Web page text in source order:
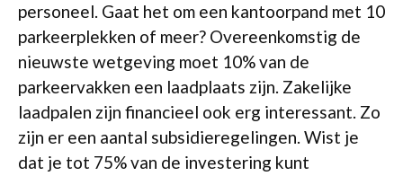
personeel. Gaat het om een kantoorpand met 10
parkeerplekken of meer? Overeenkomstig de
nieuwste wetgeving moet 10% van de
parkeervakken een laadplaats zijn. Zakelijke
laadpalen zijn financieel ook erg interessant. Zo
zijn er een aantal subsidieregelingen. Wist je
dat je tot 75% van de investering kunt